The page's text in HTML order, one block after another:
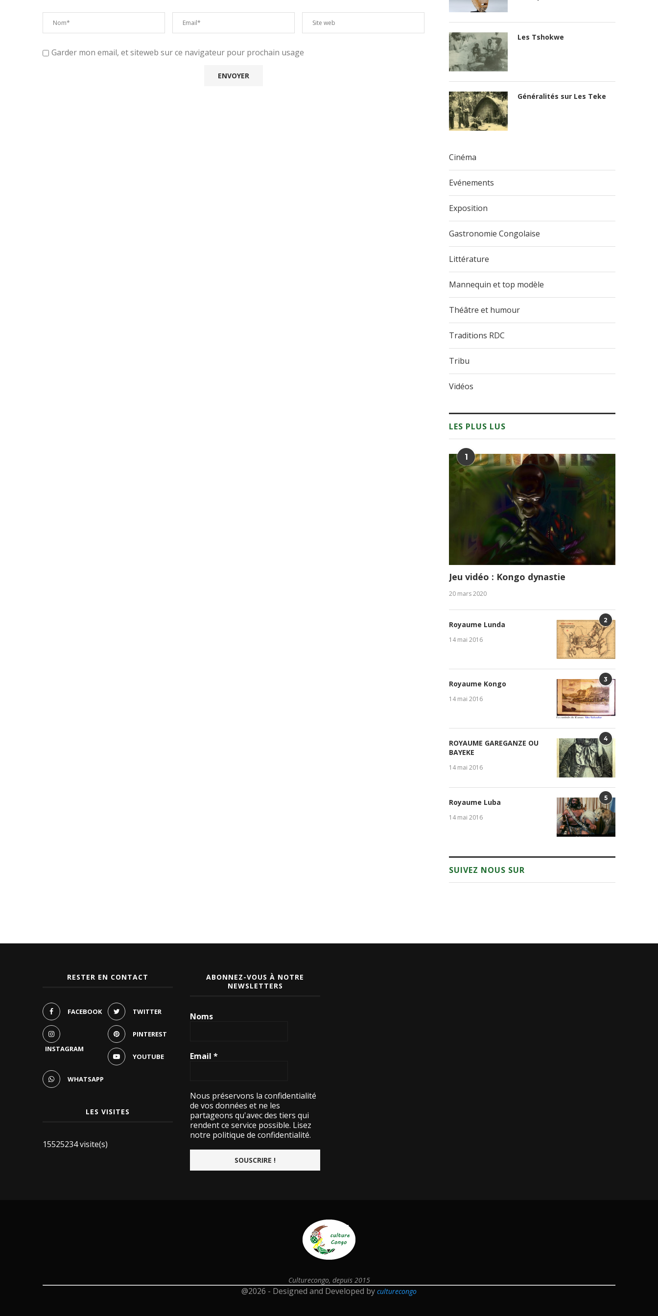
Garder mon email, et siteweb sur ce navigateur pour prochain usage
Les Tshokwe
Généralités sur Les Teke
Cinéma
Evénements
Exposition
Gastronomie Congolaise
Littérature
Mannequin et top modèle
Théâtre et humour
Traditions RDC
Tribu
Vidéos
LES PLUS LUS
1
Jeu vidéo : Kongo dynastie
20 mars 2020
2
Royaume Lunda
14 mai 2016
3
Royaume Kongo
14 mai 2016
4
ROYAUME GAREGANZE OU
BAYEKE
14 mai 2016
5
Royaume Luba
14 mai 2016
SUIVEZ NOUS SUR
RESTER EN CONTACT
FACEBOOK TWITTER
INSTAGRAM
PINTEREST
YOUTUBE
WHATSAPP
LES VISITES
15525234 visite(s)
ABONNEZ-VOUS À NOTRE
NEWSLETTERS
Noms
Email*
Nous préservons la confidentialité
de vos données et ne les
partageons qu'avec des tiers qui
rendent ce service possible. Lisez
notre politique de confidentialité.
Culturecongo, depuis 2015
@2026 - Designed and Developed by culturecongo